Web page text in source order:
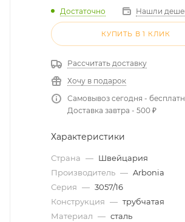
Достаточно Нашли
КУПИТЬ В 1 КЛИК
Рассчитать доставку
Хочу в подарок
Самовывоз сегодня -
Доставка завтра - 500 ₽
Характеристики
Страна — Швейцария
Производитель — Arbonia
Серия — 3057/16
Конструкция — трубчатая
Материал — сталь